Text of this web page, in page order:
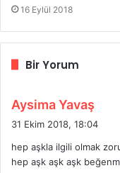
16 Eylül 2018
Bir Yorum
Aysima Yavaş
i
k
31 Ekim 2018, 18:04
hep aşkla ilgili olmak
hep aşk aşk aşk